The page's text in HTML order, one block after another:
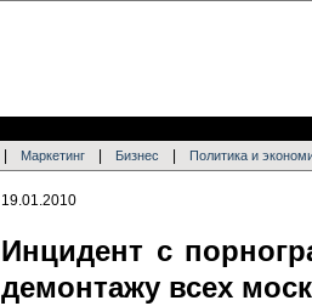
Маркетинг Бизнес Политика и
19.01.2010
Инцидент с
демонтажу всех